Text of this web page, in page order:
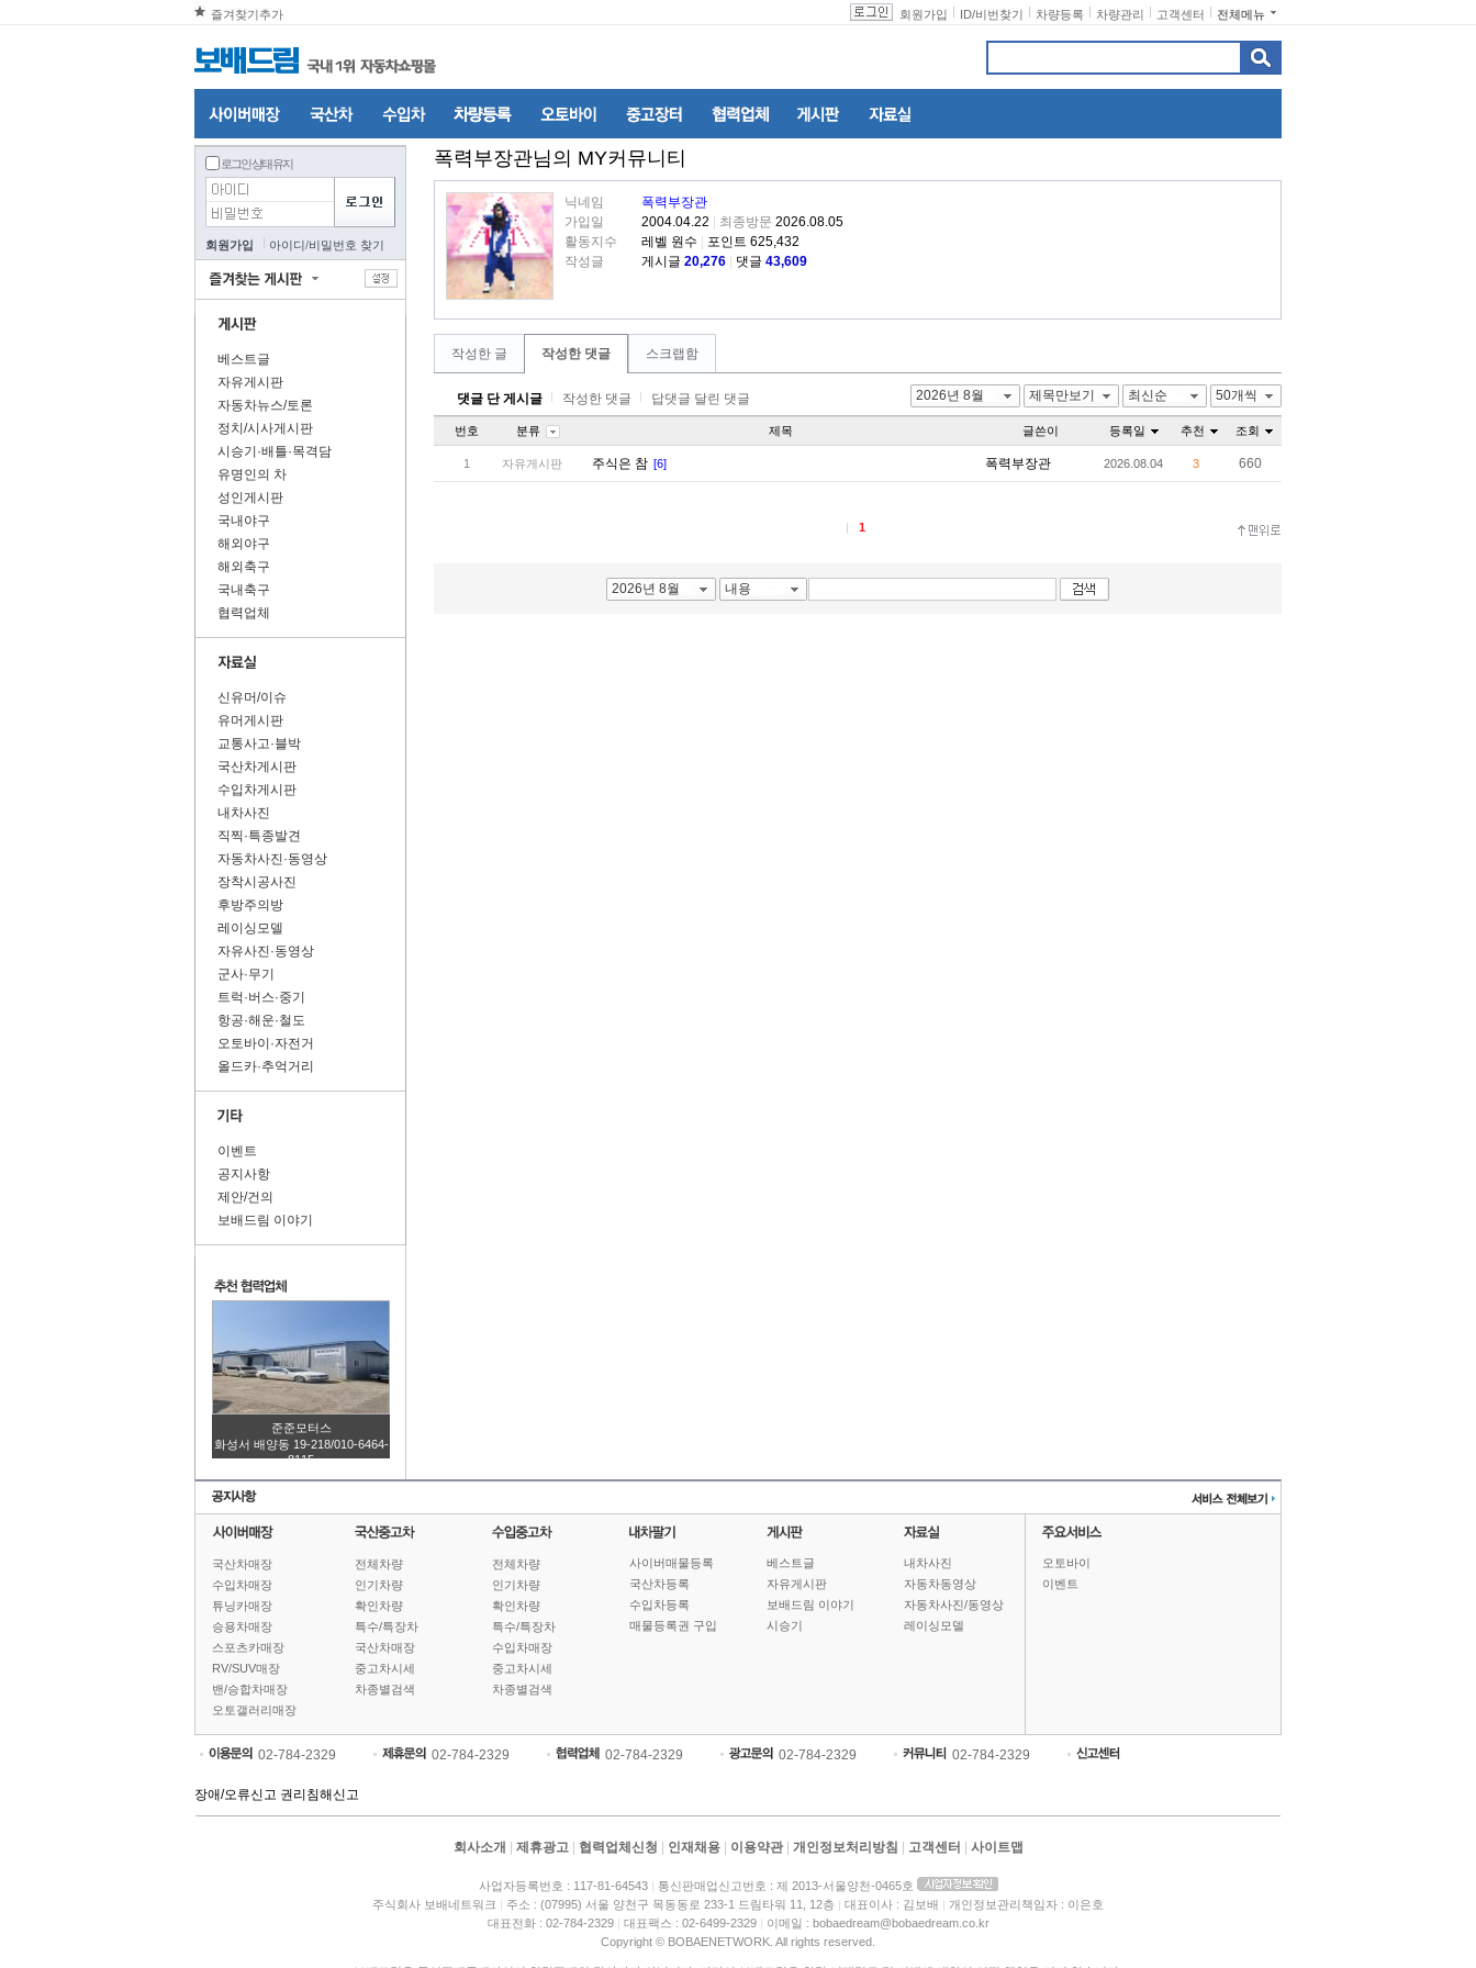
즐겨찾기추가 전체메뉴
고객센터
차량관리
차량등록
ID/비번찾기
회원가입
로그인 상태 유지
회원가입 아이디/비밀번호 찾기
베스트글
자유게시판
자동차뉴스/토론
정치/시사게시판
시승기·배틀·목격담
유명인의 차
성인게시판
국내야구
해외야구
해외축구
국내축구
협력업체
신유머/이슈
유머게시판
교통사고·블박
국산차게시판
수입차게시판
내차사진
직찍·특종발견
자동차사진·동영상
장착시공사진
후방주의방
레이싱모델
자유사진·동영상
군사·무기
트럭·버스·중기
항공·해운·철도
오토바이·자전거
올드카·추억거리
이벤트
공지사항
제안/건의
보배드림 이야기
준준모터스
화성서 배양동 19-218/010-6464-
8115
폭력부장관님의 MY커뮤니티
닉네임
폭력부장관
가입일
2004.04.22 최종방문 2026.08.05
활동지수
레벨 원수
포인트 625,432
작성글
게시글 20,276 댓글 43,609
작성한 글 작성한 댓글 스크랩함
댓글 단 게시글 작성한 댓글 답댓글 달린 댓글 2026년 8월 제목만보기 최신순 50개씩
번호 분류 제목 글쓴이 등록일 추천 조회
1 자유게시판 주식은 참 [6] 폭력부장관 2026.08.04 3 660
1
2026년 8월 내용
국산차매장
수입차매장
튜닝카매장
승용차매장
스포츠카매장
RV/SUV매장
밴/승합차매장
오토갤러리매장
전체차량
인기차량
확인차량
특수/특장차
국산차매장
중고차시세
차종별검색
전체차량
인기차량
확인차량
특수/특장차
수입차매장
중고차시세
차종별검색
사이버매물등록
국산차등록
수입차등록
매물등록권 구입
베스트글
자유게시판
보배드림 이야기
시승기
내차사진
자동차동영상
자동차사진/동영상
레이싱모델
오토바이
이벤트
02-784-2329 02-784-2329 02-784-2329 02-784-2329 02-784-2329
장애/오류신고 권리침해신고
회사소개 제휴광고 협력업체신청 인재채용 이용약관 개인정보처리방침 고객센터 사이트맵
사업자등록번호 : 117-81-64543 | 통신판매업신고번호 : 제 2013-서울양천-0465호
주식회사 보배네트워크 | 주소 : (07995) 서울 양천구 목동동로 233-1 드림타워 11, 12층 | 대표이사 : 김보배 | 개인정보관리책임자 : 이은호
대표전화 : 02-784-2329 | 대표팩스 : 02-6499-2329 | 이메일 : bobaedream@bobaedream.co.kr
Copyright © BOBAENETWORK. All rights reserved.